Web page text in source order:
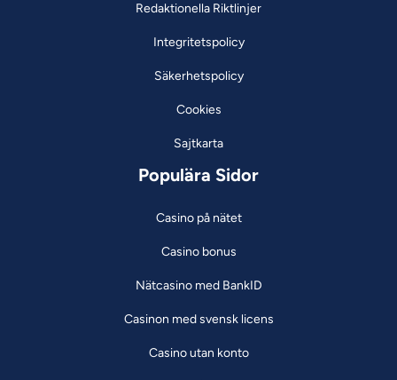
Redaktionella Riktlinjer
Integritetspolicy
Säkerhetspolicy
Cookies
Sajtkarta
Populära Sidor
Casino på nätet
Casino bonus
Nätcasino med BankID
Casinon med svensk licens
Casino utan konto